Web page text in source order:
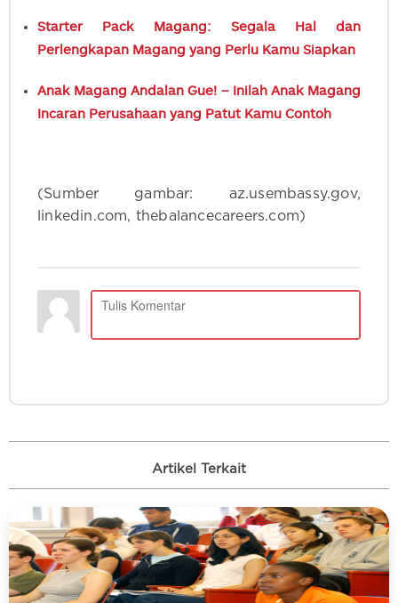
Starter Pack Magang: Segala Hal dan
Perlengkapan Magang yang Perlu Kamu Siapkan
Anak Magang Andalan Gue! – Inilah Anak Magang
Incaran Perusahaan yang Patut Kamu Contoh
(Sumber gambar: az.usembassy.gov,
linkedin.com, thebalancecareers.com)
Artikel Terkait